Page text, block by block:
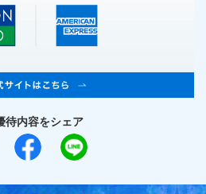
待内容をシェア